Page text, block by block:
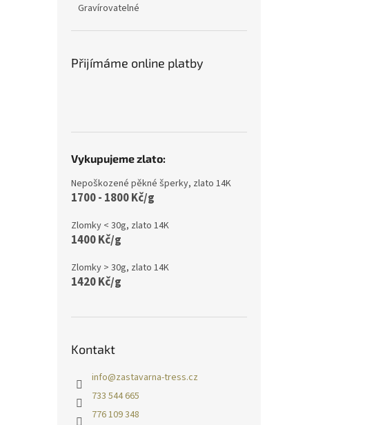
Gravírovatelné
Přijímáme online platby
Vykupujeme zlato:
Nepoškozené pěkné šperky, zlato 14K
1700 - 1800 Kč/g
Zlomky < 30g, zlato 14K
1400 Kč/g
Zlomky > 30g, zlato 14K
1420 Kč/g
Kontakt
info@zastavarna-tress.cz
733 544 665
776 109 348